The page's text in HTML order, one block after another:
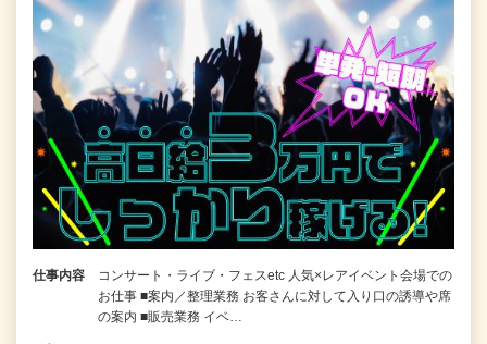
仕事内容
コンサート・ライブ・フェスetc 人気×レアイベント会場での
お仕事 ■案内／整理業務 お客さんに対して入り口の誘導や席
の案内 ■販売業務 イベ…